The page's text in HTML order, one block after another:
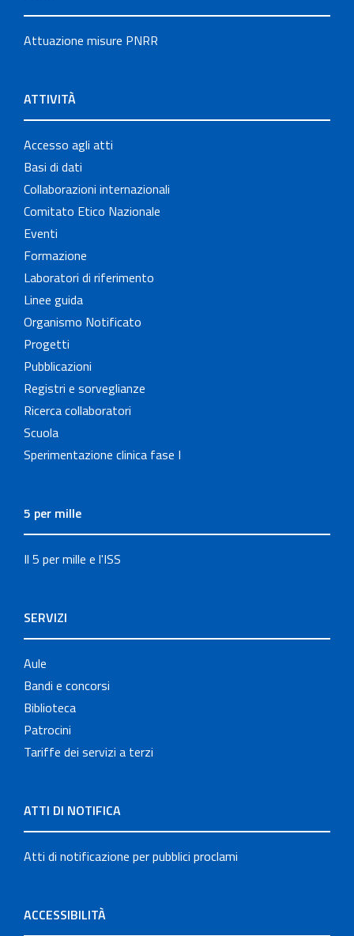
Attuazione misure PNRR
ATTIVITÀ
Accesso agli atti
Basi di dati
Collaborazioni internazionali
Comitato Etico Nazionale
Eventi
Formazione
Laboratori di riferimento
Linee guida
Organismo Notificato
Progetti
Pubblicazioni
Registri e sorveglianze
Ricerca collaboratori
Scuola
Sperimentazione clinica fase I
5 per mille
Il 5 per mille e l'ISS
SERVIZI
Aule
Bandi e concorsi
Biblioteca
Patrocini
Tariffe dei servizi a terzi
ATTI DI NOTIFICA
Atti di notificazione per pubblici proclami
ACCESSIBILITÀ